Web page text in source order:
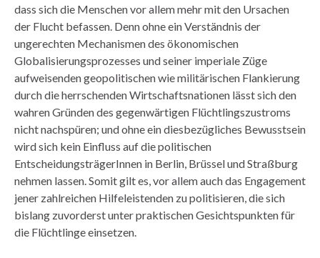
dass sich die Menschen vor allem mehr mit den Ursachen
der Flucht befassen. Denn ohne ein Verständnis der
ungerechten Mechanismen des ökonomischen
Globalisierungsprozesses und seiner imperiale Züge
aufweisenden geopolitischen wie militärischen Flankierung
durch die herrschenden Wirtschaftsnationen lässt sich den
wahren Gründen des gegenwärtigen Flüchtlingszustroms
nicht nachspüren; und ohne ein diesbezügliches Bewusstsein
wird sich kein Einfluss auf die politischen
EntscheidungsträgerInnen in Berlin, Brüssel und Straßburg
nehmen lassen. Somit gilt es, vor allem auch das Engagement
jener zahlreichen Hilfeleistenden zu politisieren, die sich
bislang zuvorderst unter praktischen Gesichtspunkten für
die Flüchtlinge einsetzen.